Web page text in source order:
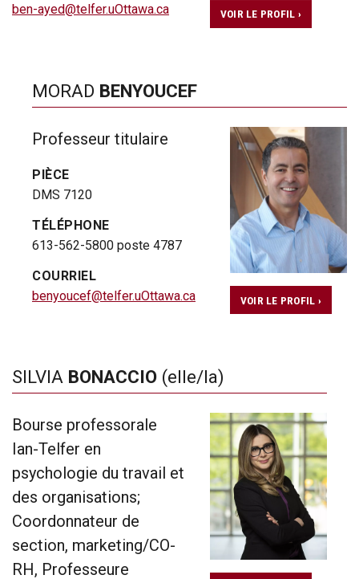
ben-ayed@telfer.uOttawa.ca
VOIR LE PROFIL ›
MORAD BENYOUCEF
Professeur titulaire
PIÈCE
DMS 7120
TÉLÉPHONE
613-562-5800 poste 4787
COURRIEL
benyoucef@telfer.uOttawa.ca
VOIR LE PROFIL ›
SILVIA BONACCIO (elle/la)
Bourse professorale
Ian-Telfer en
psychologie du travail et
des organisations;
Coordonnateur de
section, marketing/CO-
RH, Professeure